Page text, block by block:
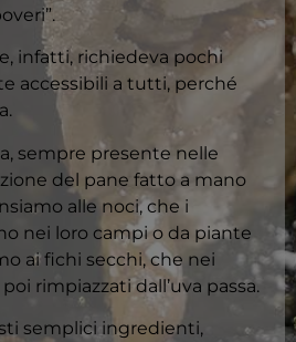
infatti, richiedeva pochi
accessibili a tutti, perché
sempre presente nelle
del pane fatto a mano
alle noci, che i
nei loro campi o da piante
ai fichi secchi, che nei
rimpiazzati dall’uva passa.
semplici ingredienti,